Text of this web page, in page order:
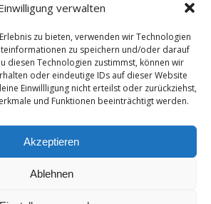
verwalten
zu bieten, verwenden wir Technologien
zu speichern und/oder darauf
diesen Technologien zustimmst, können wir
oder eindeutige IDs auf dieser Website
Einwillligung nicht erteilst oder zurückziehst,
und Funktionen beeinträchtigt werden.
Akzeptieren
Ablehnen
- Ingenieure. Created by
technik.deandmixters.net